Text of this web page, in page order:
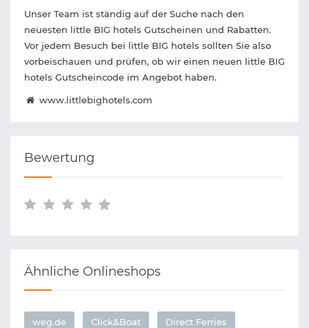
Unser Team ist ständig auf der Suche nach den
neuesten little BIG hotels Gutscheinen und Rabatten.
Vor jedem Besuch bei little BIG hotels sollten Sie also
vorbeischauen und prüfen, ob wir einen neuen little BIG
hotels Gutscheincode im Angebot haben.
www.littlebighotels.com
Bewertung
Ähnliche Onlineshops
weg.de Click&Boat Direct Ferries